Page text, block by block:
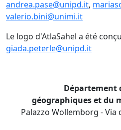
andrea.pase@unipd.it,
valerio.bini@unimi.it
Le logo d'AtlaSahel a été
giada.peterle@unipd.it
Département
géographiques et du
Palazzo Wollemborg - Via